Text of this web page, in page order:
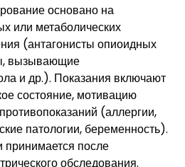
основано на
или метаболических
(антагонисты опиоидных
вызывающие
и др.). Показания включают
состояние, мотивацию
(аллергии,
патологии, беременность).
после
обследования.